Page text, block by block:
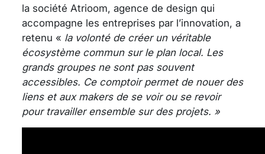
la société Atrioom, agence de design qui
accompagne les entreprises par l’innovation, a
retenu « la volonté de créer un véritable
écosystème commun sur le plan local. Les
grands groupes ne sont pas souvent
accessibles. Ce comptoir permet de nouer des
liens et aux makers de se voir ou se revoir
pour travailler ensemble sur des projets. »